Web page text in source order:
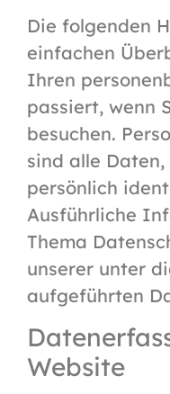
Die folgenden
einfachen
Ihren
passiert, wenn
besuchen.
sind alle
persönlich
Ausführliche
Thema
unserer unter
aufgeführten
Website